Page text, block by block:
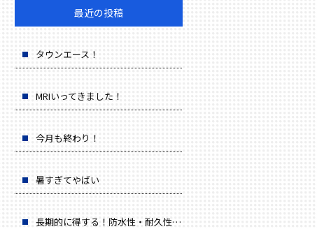
最近の投稿
タウンエース！
MRIいってきました！
今月も終わり！
暑すぎてやばい
長期的に得する！防水性・耐久性・省エネでコスト削減